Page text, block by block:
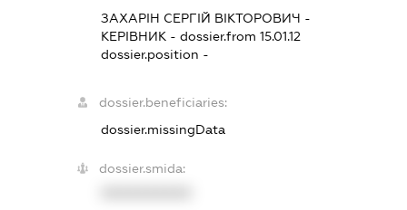
ЗАХАРІН СЕРГІЙ ВІКТОРОВИЧ -
КЕРІВНИК - dossier.from 15.01.12
dossier.position -
dossier.beneficiaries:
dossier.missingData
dossier.smida: